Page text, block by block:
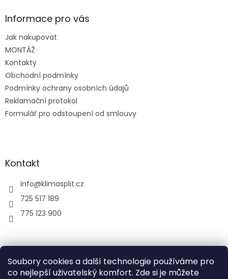
Soubory cookies a další technologie používáme pro
co nejlepší uživatelský komfort. Zde si je můžete
aInformace pro vás
Jak nakupovat
MONTÁŽ
Kontakty
Obchodní podmínky
Podmínky ochrany osobních údajů
Reklamační protokol
Formulář pro odstoupení od smlouvy
Kontakt
info@klimasplit.cz
725 517 189
775 123 900
air-cool